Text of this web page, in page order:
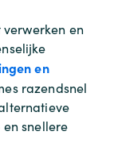
en
en
razendsnel
snellere